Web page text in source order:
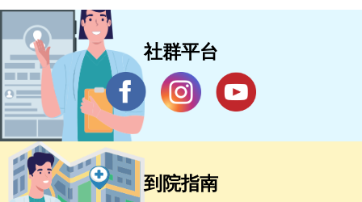
社群平台
到院指南